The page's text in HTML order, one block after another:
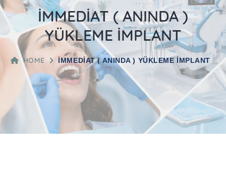
İMMEDİAT ( ANINDA )
YÜKLEME İMPLANT
HOME İMMEDİAT ( ANINDA ) YÜKLEME İMPLANT